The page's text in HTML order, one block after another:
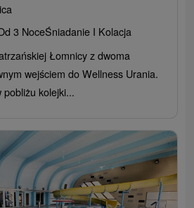
3 NoceŚniadanie I Kolacja
Łomnicy z dwoma
wejściem do Wellness Urania.
pobliżu kolejki...